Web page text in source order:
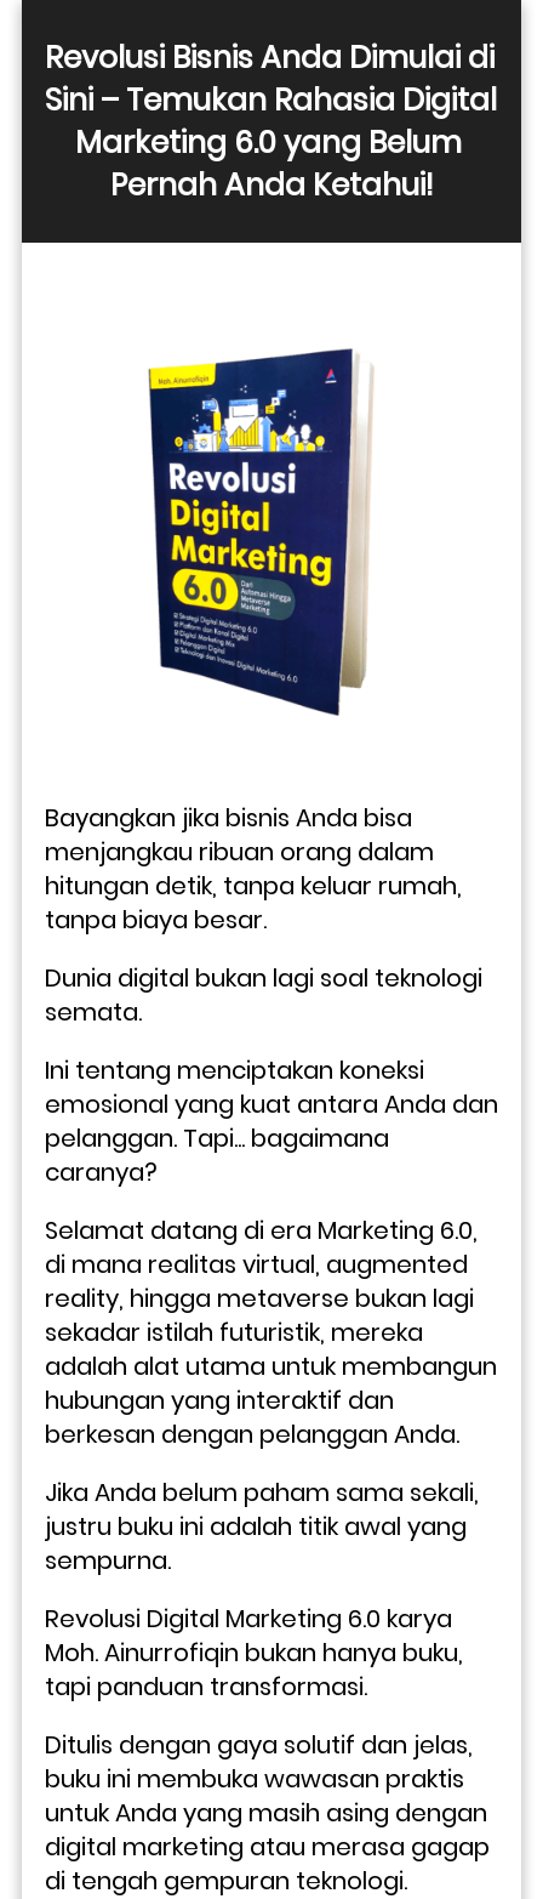
Revolusi Bisnis Anda Dimulai di
Sini – Temukan Rahasia Digital
Marketing 6.0 yang Belum
Pernah Anda Ketahui!
Bayangkan jika bisnis Anda bisa
menjangkau ribuan orang dalam
hitungan detik, tanpa keluar rumah,
tanpa biaya besar.
Dunia digital bukan lagi soal teknologi
semata.
Ini tentang menciptakan koneksi
emosional yang kuat antara Anda dan
pelanggan. Tapi... bagaimana
caranya?
Selamat datang di era Marketing 6.0,
di mana realitas virtual, augmented
reality, hingga metaverse bukan lagi
sekadar istilah futuristik, mereka
adalah alat utama untuk membangun
hubungan yang interaktif dan
berkesan dengan pelanggan Anda.
Jika Anda belum paham sama sekali,
justru buku ini adalah titik awal yang
sempurna.
Revolusi Digital Marketing 6.0 karya
Moh. Ainurrofiqin bukan hanya buku,
tapi panduan transformasi.
Ditulis dengan gaya solutif dan jelas,
buku ini membuka wawasan praktis
untuk Anda yang masih asing dengan
digital marketing atau merasa gagap
di tengah gempuran teknologi.